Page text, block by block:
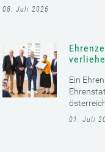
08. Juli 2026
Ein
01. Juli